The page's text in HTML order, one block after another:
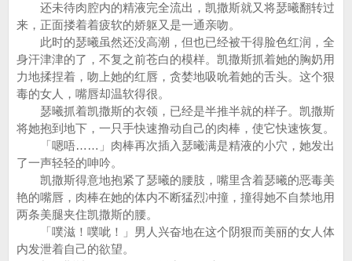
还未待肉腔内的精液完全流出，凯撒斯就又将瑟曦翻转过
来，正面搂着着疲软的娇躯又是一通亲吻。
此时的瑟曦虽然还没高潮，但也已经被干得脸色红润，全
身汗津津的了，不复之前苍白的模样。凯撒斯抓着她的胸奶用
力地揉捏着，吻上她的红唇，贪婪地吸吮着她的舌头。这个狠
毒的女人，嘴唇却温软得很。
瑟曦抓着凯撒斯的衣领，已经是半推半就的样子。凯撒斯
将她抱到地下，一只手快速撸动自己的肉棒，使它快速恢复。
「嗯唔……」肉棒再次插入瑟曦满是精液的小穴，她发出
了一声轻轻的呻吟。
凯撒斯得意地抱紧了瑟曦的腰肢，嘴里含着瑟曦的恶毒美
艳的嘴唇，肉棒在她的体内不断猛烈冲撞，撞得她不自禁地用
两条美腿夹住凯撒斯的腰。
「噗滋！噗呲！」男人兴奋地在这个阴狠而美丽的女人体
内发泄着自己的欲望。